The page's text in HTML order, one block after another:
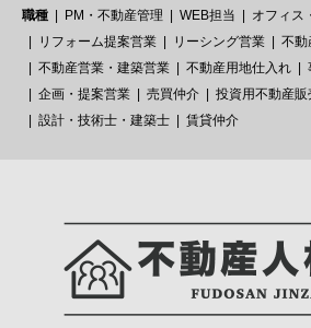
職種
PM・不動産管理 WEB担当
オフィス
リフォーム提案営業
リーシング営業
不動
不動産営業・建築営業
不動産用地仕入れ
企画・提案営業
売買仲介 投資用不動産販
設計・技術士・建築士
賃貸仲介